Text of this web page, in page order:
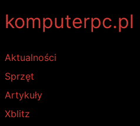
komputerpc.pl
Aktualności
Sprzęt
Artykuły
Xblitz